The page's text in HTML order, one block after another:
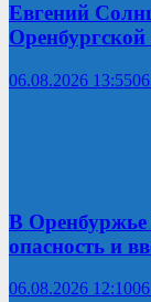
Евгений
Оренбургской
06.08.2026 13:55
В Оренбуржье
опасность и
06.08.2026 12:10